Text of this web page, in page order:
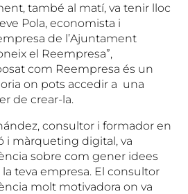
també al matí, va tenir lloc
Pola, economista i
de l’Ajuntament
el Reempresa”,
com Reempresa és un
on pots accedir a una
de crear-la.
consultor i formador en
i màrqueting digital, va
sobre com gener idees
teva empresa. El consultor
molt motivadora on va